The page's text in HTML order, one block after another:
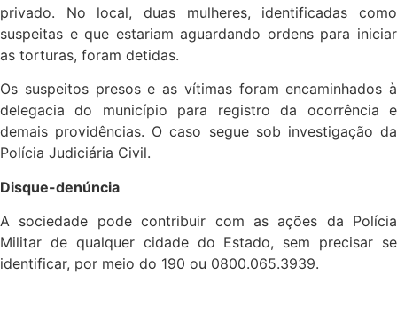
privado. No local, duas mulheres, identificadas como
suspeitas e que estariam aguardando ordens para iniciar
as torturas, foram detidas.
Os suspeitos presos e as vítimas foram encaminhados à
delegacia do município para registro da ocorrência e
demais providências. O caso segue sob investigação da
Polícia Judiciária Civil.
Disque-denúncia
A sociedade pode contribuir com as ações da Polícia
Militar de qualquer cidade do Estado, sem precisar se
identificar, por meio do 190 ou 0800.065.3939.